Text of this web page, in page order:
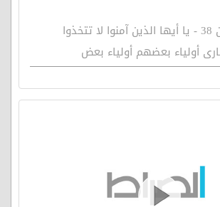
نداءات الرحمن 38 - يا أيها الذين آمنوا لا تتخذوا
أولياء بعضهم أولياء بعض